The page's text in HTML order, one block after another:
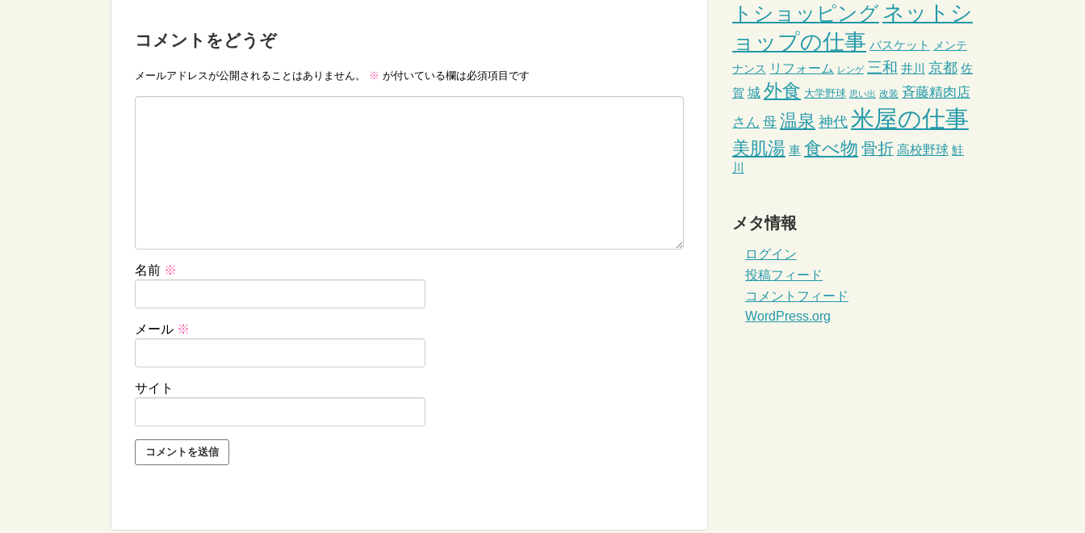
コメントをどうぞ
メールアドレスが公開されることはありません。 ※ が付いている欄は必須項目です
名前 ※
メール ※
サイト
トショッピングネットシ
ョップの仕事 バスケット
メンテ
ナンス リフォーム レンゲ 三和 井川 京都 佐
賀 城 外食 大学野球 思い出 改装 斉藤精肉店
さん 母 温泉 神代 米屋の仕事
美肌湯 車 食べ物 骨折 高校野球 鮭
川
メタ情報
ログイン
投稿フィード
コメントフィード
WordPress.org